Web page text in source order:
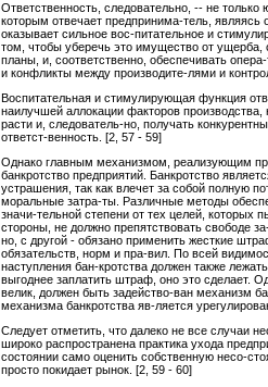
Ответственность, следовательно, -- не
которым отвечает предпринима-тель,
оказывает сильное вос-питательное и
том, чтобы уберечь это имущество от
планы, и, соответственно, обеспечивать
и конфликты между производите-лями и
Воспитательная и стимулирующая функция
наилучшей аллокации факторов
расти и, следователь-но, получать
ответст-венность. [2, 57 - 59]
Однако главным механизмом, реализующим
банкротство предприятий. Банкротство
устрашения, так как влечет за собой полную
моральные затра-ты. Различные методы
значи-тельной степени от тех целей, которых
стороны, не должно препятствовать свободе
но, с другой - обязано применить жесткие
обязательств, норм и пра-вил. По всей
наступления бан-кротства должен также
выгоднее заплатить штраф, оно это сделает.
велик, должен быть задейство-ван механизм
механизма банкротства яв-ляется
Следует отметить, что далеко не все случаи
широко распространена практика ухода
состоянии само оценить собственную несо-
просто покидает рынок. [2, 59 - 60]